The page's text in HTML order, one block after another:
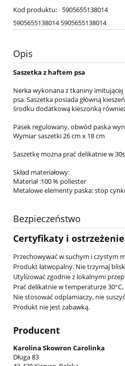
Kod produktu:
5905655138014
5905655138014 5905655138014
Opis
Saszetka z haftem psa
Nerka wykonana z tkaniny
psa. Saszetka posiada główną
środku dodatkową kieszonką
Pasek regulowany, obwód paska
Wymiar saszetki 26 cm x 18 cm
Saszetkę można prać delikatnie w
Skład materiałowy:
Materiał :100 % poliester
Metalowe elementy paska: stop
Bezpieczeństwo
Certyfikaty i
Przechowywać w suchym i czystym
Produkt łatwopalny. Nie trzymaj
Utylizować zgodnie z lokalnymi
Prać delikatnie w temperaturze
Nie stosować odplamiaczy, nie
Produkt nie jest zabawką.
Producent
Karolina Skowron Carolinka
Długa 83